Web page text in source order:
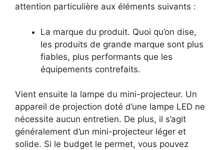
attention particulière aux éléments suivants :
La marque du produit. Quoi qu’on dise,
les produits de grande marque sont plus
fiables, plus performants que les
équipements contrefaits.
Vient ensuite la lampe du mini-projecteur. Un
appareil de projection doté d’une lampe LED ne
nécessite aucun entretien. De plus, il s’agit
généralement d’un mini-projecteur léger et
solide. Si le budget le permet, vous pouvez